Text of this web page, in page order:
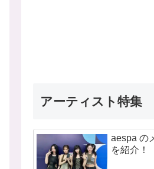
アーティスト特集
aespa の
を紹介！